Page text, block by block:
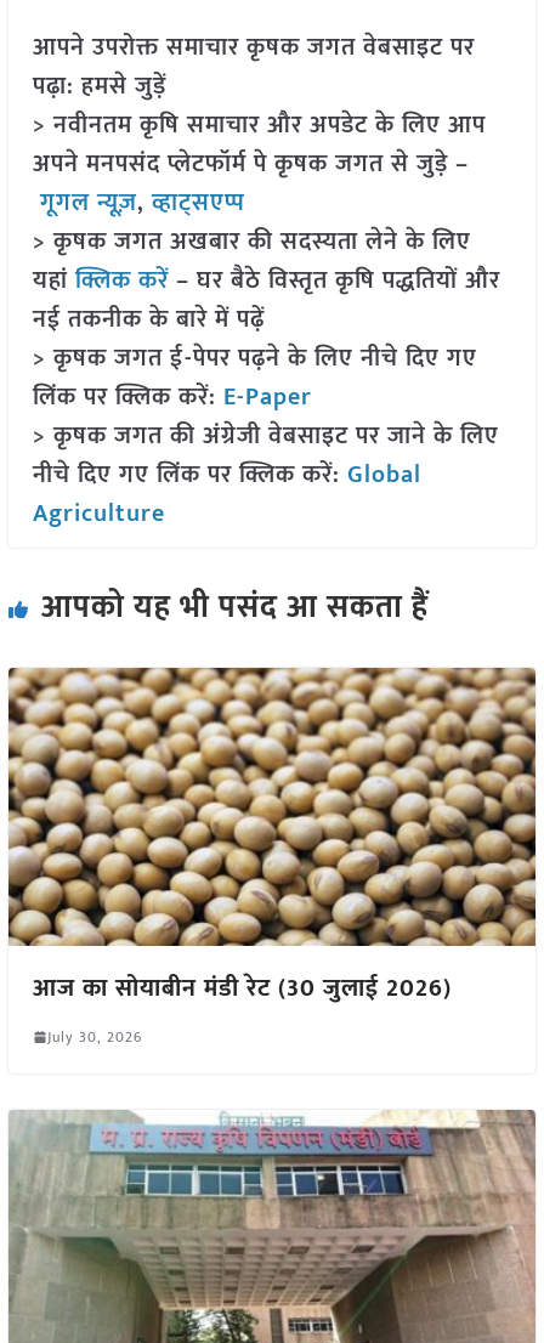
आपने उपरोक्त समाचार कृषक जगत वेबसाइट पर
पढ़ा: हमसे जुड़ें
> नवीनतम कृषि समाचार और अपडेट के लिए आप
अपने मनपसंद प्लेटफॉर्म पे कृषक जगत से जुड़े –
गूगल न्यूज़,व्हाट्सएप्प
> कृषक जगत अखबार की सदस्यता लेने के लिए
यहांक्लिक करें– घर बैठे विस्तृत कृषि पद्धतियों और
नई तकनीक के बारे में पढ़ें
> कृषक जगत ई-पेपर पढ़ने के लिए नीचे दिए गए
लिंक पर क्लिक करें: E-Paper
> कृषक जगत की अंग्रेजी वेबसाइट पर जाने के लिए
नीचे दिए गए लिंक पर क्लिक करें: Global
Agriculture
आपको यह भी पसंद आ सकता हैं
आज का सोयाबीन मंडी रेट (30 जुलाई 2026)
July 30, 2026